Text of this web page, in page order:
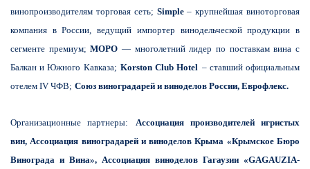
винопроизводителям торговая сеть; Simple – крупнейшая виноторговая
компания в России, ведущий импортер винодельческой продукции в
сегменте премиум; МОРО — многолетний лидер по поставкам вина с
Балкан и Южного Кавказа; Korston Club Hotel – ставший официальным
отелем IV ЧФВ; Союз виноградарей и виноделов России, Еврофлекс.
Организационные партнеры:
Ассоциация производителей игристых
вин, Ассоциация виноградарей и виноделов Крыма «Крымское Бюро
Винограда и Вина», Ассоциация виноделов Гагаузии «GAGAUZIA-